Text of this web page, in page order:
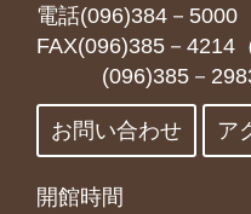
電話(096)384－5000
FAX(096)385－4214
(096)385－2983
お問い合わせ ア
開館時間